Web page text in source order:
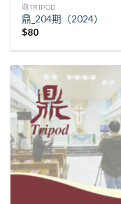
鼎TRIPOD
鼎_204期（2024）
$80